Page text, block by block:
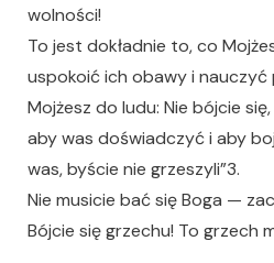
wolności!
To jest dokładnie to, co
uspokoić ich obawy i nauczyć
Mojżesz do ludu: Nie bójcie
aby was doświadczyć i aby
was, byście nie grzeszyli”3.
Nie musicie bać się Boga —
Bójcie się grzechu! To grzech